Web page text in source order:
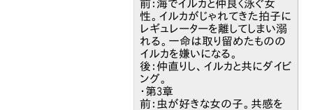
前：海でイルカと仲良く泳ぐ女
性。イルカがじゃれてきた拍子に
レギュレーターを離してしまい溺
れる。一命は取り留めたものの
イルカを嫌いになる。
後：仲直りし、イルカと共にダイビ
ング。
・第3章
前：虫が好きな女の子。共感を